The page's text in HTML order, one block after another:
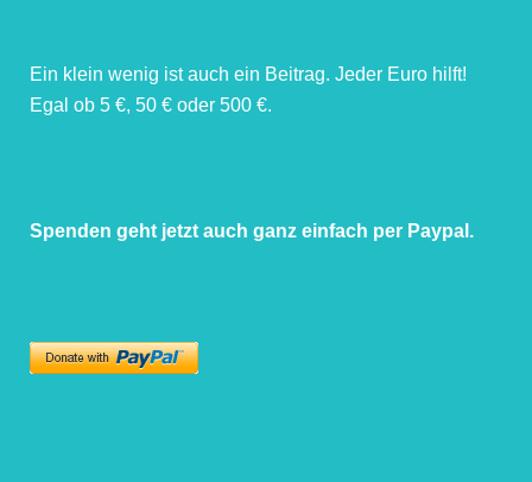
Ein klein wenig ist auch ein Beitrag. Jeder Euro hilft!
Egal ob 5 €, 50 € oder 500 €.
Spenden geht jetzt auch ganz einfach per Paypal.